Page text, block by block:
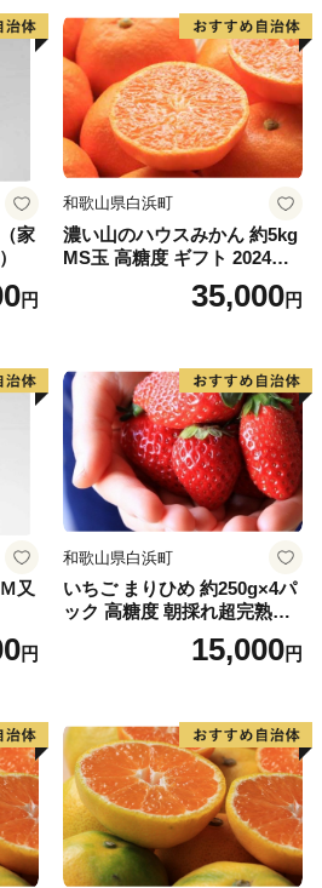
こと】
ートセンター（849-1312 佐賀
1）
ィ
（受付時間9:00～17:00 土
広報企画係（849-1312 佐賀県鹿
1）
（受付時間8:30～17:15
kashima.lg.jp
家
円
和歌山県白浜町
濃い山のハウスみかん 約5kg
MS玉 高糖度 ギフト 2024年7
35,000円
又
円
和歌山県白浜町
いちご まりひめ 約250g×4パ
ック 高糖度 朝採れ超完熟ま
りひめ 1月以降発送分15,000円